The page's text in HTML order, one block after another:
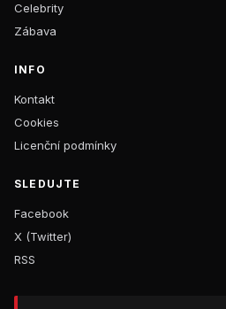
Celebrity
Zábava
INFO
Kontakt
Cookies
Licenční podmínky
SLEDUJTE
Facebook
X (Twitter)
RSS